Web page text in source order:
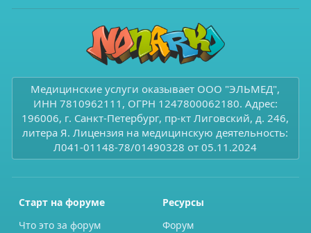
Медицинские услуги оказывает ООО "ЭЛЬМЕД",
ИНН 7810962111, ОГРН 1247800062180. Адрес:
196006, г. Санкт-Петербург, пр-кт Лиговский, д. 246,
литера Я. Лицензия на медицинскую деятельность:
Л041-01148-78/01490328 от 05.11.2024
Старт на форуме
Что это за форум
Ресурсы
Форум